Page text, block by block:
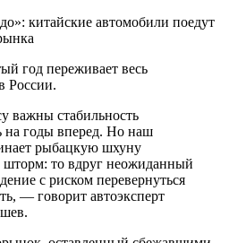
год переживает весь
России.
важны стабильность
на годы вперед. Но наш
рыбацкую шхуну
шторм: то вдруг неожиданный
с риском перевернуться
— говорит автоэксперт